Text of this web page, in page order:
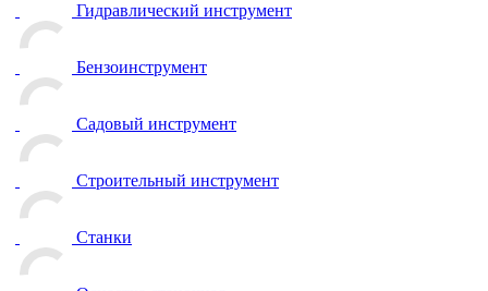
Гидравлический инструмент
Бензоинструмент
Садовый инструмент
Строительный инструмент
Станки